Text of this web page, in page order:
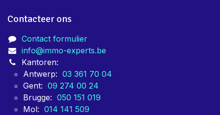
Contacteer ons
Contact formulier
info@immo-experts.be
Kantoren:
Antwerp: 03 361 70 04
Gent: 09 274 00 24
Brugge: 050 151 019
Mol: 014 141 509